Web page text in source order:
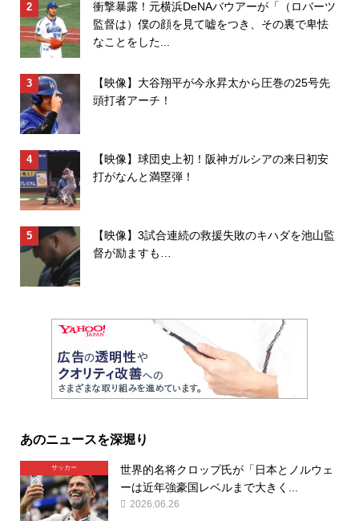
衝撃暴露！元横浜DeNAバウアーが「（ロバーツ
監督は）僕の顔を見て嘘をつき、その裏で卑怯
なことをした...
【映像】大谷翔平が今永昇太から圧巻の25号先
頭打者アーチ！
【映像】球団史上初！阪神ガルシアの来日初安
打がなんと満塁弾！
【映像】3試合連続の救援失敗のキハダを池山監
督が励ますも…
あのニュースを深堀り
サッカー
世界的名将クロップ氏が「日本とノルウェ
ーは近年強豪国レベルまで大きく...
2026.06.26